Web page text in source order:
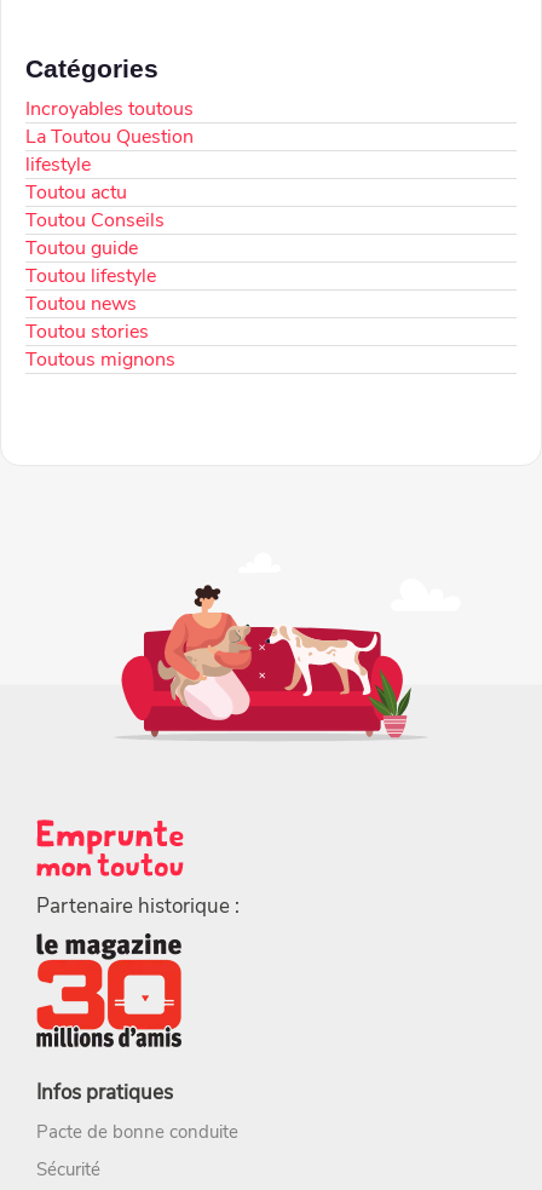
Catégories
Incroyables toutous
La Toutou Question
lifestyle
Toutou actu
Toutou Conseils
Toutou guide
Toutou lifestyle
Toutou news
Toutou stories
Toutous mignons
Partenaire historique :
Infos pratiques
Pacte de bonne conduite
Sécurité